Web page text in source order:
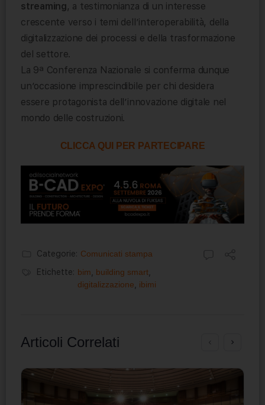
streaming, a testimonianza di un interesse
crescente verso i temi dell’interoperabilità, della
digitalizzazione dei processi e della trasformazione
del settore.
La 9ª Conferenza Nazionale si conferma dunque
un’occasione imprescindibile per chi desidera
essere protagonista dell’innovazione digitale nel
mondo delle costruzioni.
CLICCA QUI PER PARTECIPARE
Categorie: Comunicati stampa
Etichette: bim building smart
digitalizzazione
ibimi
Articoli Correlati